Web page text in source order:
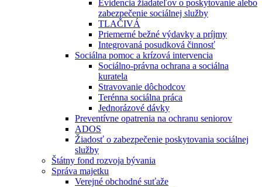
Evidencia žiadateľov o poskytovanie alebo
zabezpečenie sociálnej služby
TLAČIVÁ
Priemerné bežné výdavky a príjmy
Integrovaná posudková činnosť
Sociálna pomoc a krízová intervencia
Sociálno-právna ochrana a sociálna
kuratela
Stravovanie dôchodcov
Terénna sociálna práca
Jednorázové dávky
Preventívne opatrenia na ochranu seniorov
ADOS
Žiadosť o zabezpečenie poskytovania sociálnej
služby
Štátny fond rozvoja bývania
Správa majetku
Verejné obchodné suťaže